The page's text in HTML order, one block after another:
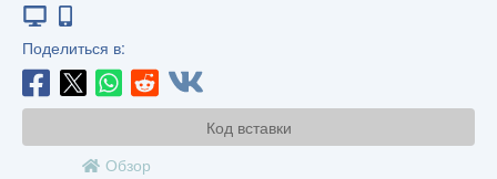
Поделиться в:
Код вставки
Обзор